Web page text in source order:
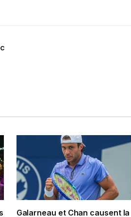
Galarneau et Chan causent la